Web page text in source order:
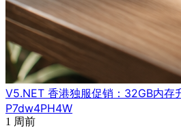
V5.NET 香港独服促销：32GB内存
P7dw4PH4W
1 周前